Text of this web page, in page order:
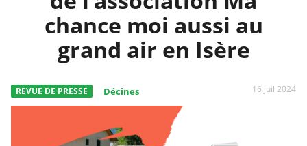
chance moi aussi au
grand air en Isère
REVUE DE PRESSE Décines 16 juil 2024